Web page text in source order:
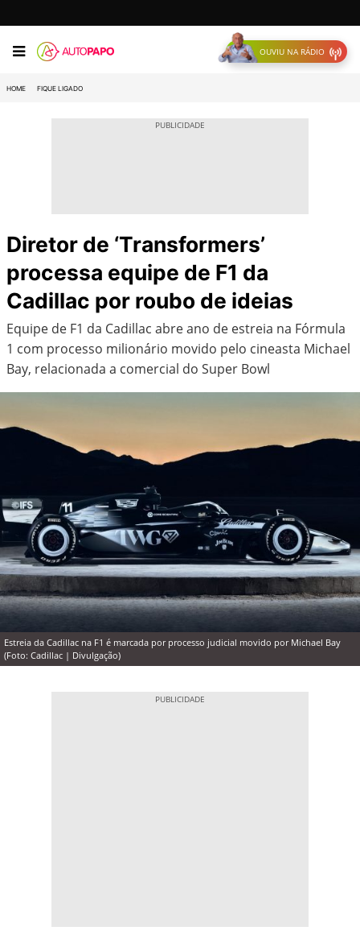
OUVIU NA RÁDIO
HOME FIQUE LIGADO
Diretor de ‘Transformers’
processa equipe de F1 da
Cadillac por roubo de ideias
Equipe de F1 da Cadillac abre ano de estreia na Fórmula
1 com processo milionário movido pelo cineasta Michael
Bay, relacionada a comercial do Super Bowl
Estreia da Cadillac na F1 é marcada por processo judicial movido por Michael Bay
(Foto: Cadillac | Divulgação)